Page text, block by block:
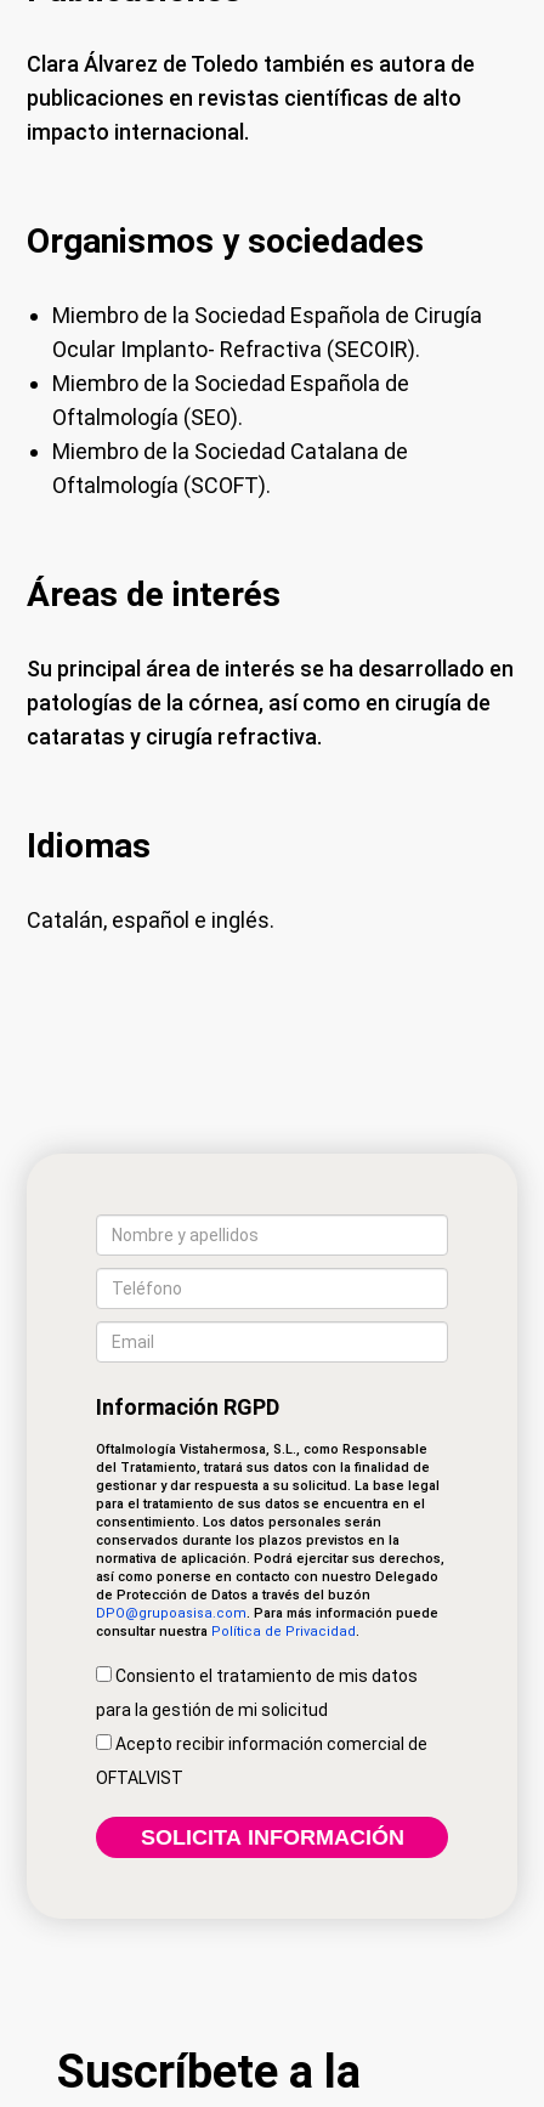
Clara Álvarez de Toledo también es autora de
publicaciones en revistas científicas de alto
impacto internacional.
Organismos y sociedades
Miembro de la Sociedad Española de Cirugía
Ocular Implanto- Refractiva (SECOIR).
Miembro de la Sociedad Española de
Oftalmología (SEO).
Miembro de la Sociedad Catalana de
Oftalmología (SCOFT).
Áreas de interés
Su principal área de interés se ha desarrollado en
patologías de la córnea, así como en cirugía de
cataratas y cirugía refractiva.
Idiomas
Catalán, español e inglés.
Información RGPD
Oftalmología Vistahermosa, S.L., como Responsable
del Tratamiento, tratará sus datos con la finalidad de
gestionar y dar respuesta a su solicitud. La base legal
para el tratamiento de sus datos se encuentra en el
consentimiento. Los datos personales serán
conservados durante los plazos previstos en la
normativa de aplicación. Podrá ejercitar sus derechos,
así como ponerse en contacto con nuestro Delegado
de Protección de Datos a través del buzón
DPO@grupoasisa.com. Para más información puede
consultar nuestra Política de Privacidad.
Consiento el tratamiento de mis datos
para la gestión de mi solicitud
Acepto recibir información comercial de
OFTALVIST
Suscríbete a la